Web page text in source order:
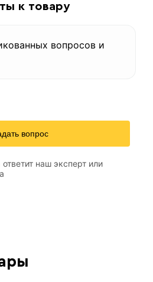
к товару
вопросов и
вопрос
наш эксперт или